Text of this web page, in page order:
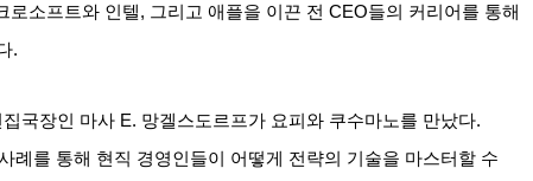
로소프트와 인텔, 그리고 애플을 이끈 전 CEO들의 커리어를 통해
.
집국장인 마사 E. 망겔스도르프가 요피와 쿠수마노를 만났다.
례를 통해 현직 경영인들이 어떻게 전략의 기술을 마스터할 수